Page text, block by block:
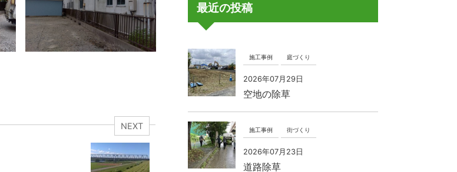
NEXT
最近の投稿
施工事例 庭づくり
2026年07月29日
空地の除草
施工事例 街づくり
2026年07月23日
道路除草